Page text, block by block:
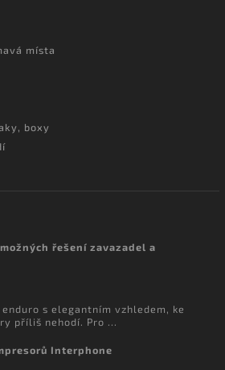
místa
boxy
řešení zavazadel a
s elegantním vzhledem, ke
příliš nehodí. Pro ...
Interphone